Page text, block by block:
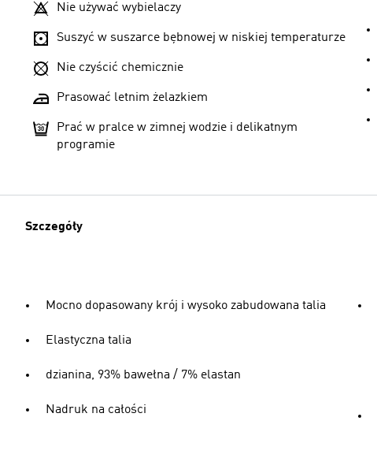
Nie używać wybielaczy
Suszyć w suszarce bębnowej w niskiej temperaturze
Nie czyścić chemicznie
Prasować letnim żelazkiem
Prać w pralce w zimnej wodzie i delikatnym
programie
Szczegóły
Mocno dopasowany krój i wysoko zabudowana talia
Elastyczna talia
dzianina, 93% bawełna / 7% elastan
Nadruk na całości